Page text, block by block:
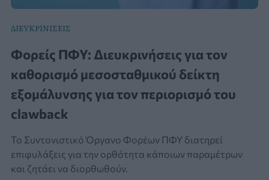
ΔΙΕΥΚΡΙΝΙΣΕΙΣ
Φορείς ΠΦΥ: Διευκρινήσεις για τον
καθορισμό μεσοσταθμικού δείκτη
εξομάλυνσης για τον περιορισμό του
clawback
Το Συντονιστικό Όργανο Φορέων ΠΦΥ διατηρεί
επιφυλάξεις για την ορθότητα κάποιων παραμέτρων
και ζητάει να διορθωθούν.